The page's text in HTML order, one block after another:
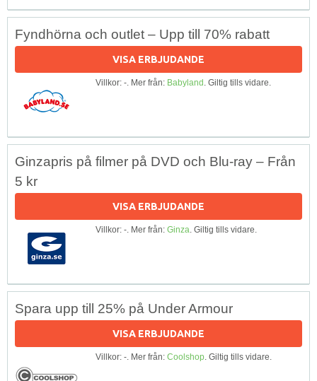
Fyndhörna och outlet – Upp till 70% rabatt
VISA ERBJUDANDE
Villkor: -. Mer från: Babyland. Giltig tills vidare.
Ginzapris på filmer på DVD och Blu-ray – Från
5 kr
VISA ERBJUDANDE
Villkor: -. Mer från: Ginza. Giltig tills vidare.
Spara upp till 25% på Under Armour
VISA ERBJUDANDE
Villkor: -. Mer från: Coolshop. Giltig tills vidare.